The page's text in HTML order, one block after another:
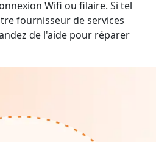
Wifi ou filaire. Si tel
fournisseur de services
de l'aide pour réparer